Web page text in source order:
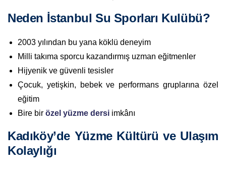
Neden İstanbul Su Sporları Kulübü?
2003 yılından bu yana köklü deneyim
Milli takıma sporcu kazandırmış uzman eğitmenler
Hijyenik ve güvenli tesisler
Çocuk, yetişkin, bebek ve performans gruplarına özel
eğitim
Bire bir özel yüzme dersi imkânı
Kadıköy’de Yüzme Kültürü ve Ulaşım
Kolaylığı